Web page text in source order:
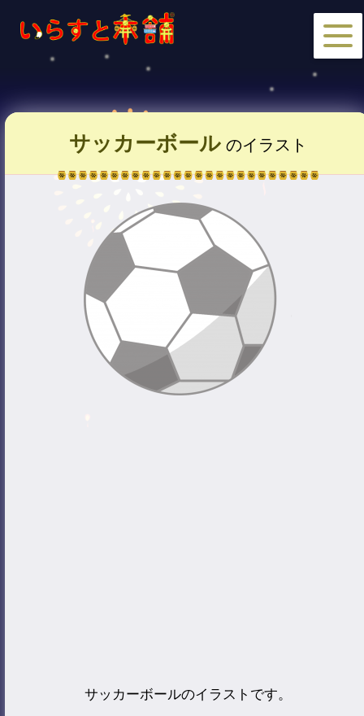
サッカーボールのイラスト
サッカーボールのイラストです。